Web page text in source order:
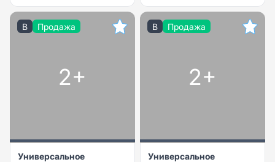
B Продажа
2+
Универсальное
B Продажа
2+
Универсальное